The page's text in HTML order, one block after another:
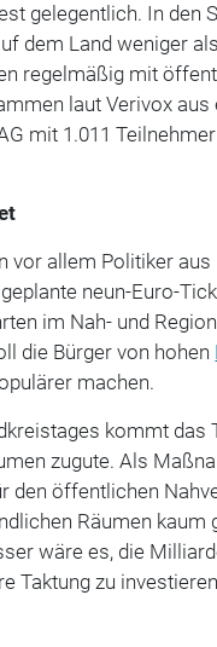
gelegentlich. In den
dem Land weniger
regelmäßig mit
laut Verivox
mit 1.011
vor allem Politiker aus
geplante neun-Euro-
im Nah- und
die Bürger von hohen
machen.
kommt das
zugute. Als
den öffentlichen
Räumen kaum
wäre es, die
Taktung zu